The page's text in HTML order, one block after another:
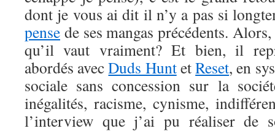
dont je vous ai dit il n’y a pas si
pense de ses mangas précédents.
qu’il vaut vraiment? Et bien, il
abordés avecDuds HuntetReset, en
sociale sans concession sur la
inégalités, racisme, cynisme,
l’interview que j’ai pu réaliser de